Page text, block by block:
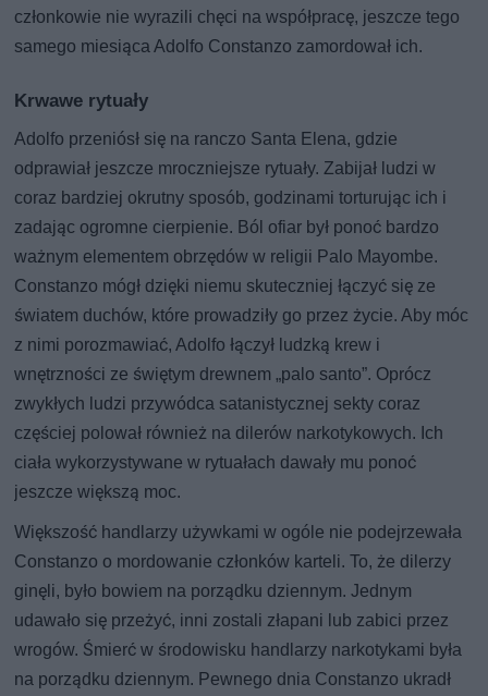
członkowie nie wyrazili chęci na współpracę, jeszcze tego
samego miesiąca Adolfo Constanzo zamordował ich.
Krwawe rytuały
Adolfo przeniósł się na ranczo Santa Elena, gdzie
odprawiał jeszcze mroczniejsze rytuały. Zabijał ludzi w
coraz bardziej okrutny sposób, godzinami torturując ich i
zadając ogromne cierpienie. Ból ofiar był ponoć bardzo
ważnym elementem obrzędów w religii Palo Mayombe.
Constanzo mógł dzięki niemu skuteczniej łączyć się ze
światem duchów, które prowadziły go przez życie. Aby móc
z nimi porozmawiać, Adolfo łączył ludzką krew i
wnętrzności ze świętym drewnem „palo santo”. Oprócz
zwykłych ludzi przywódca satanistycznej sekty coraz
częściej polował również na dilerów narkotykowych. Ich
ciała wykorzystywane w rytuałach dawały mu ponoć
jeszcze większą moc.
Większość handlarzy używkami w ogóle nie podejrzewała
Constanzo o mordowanie członków karteli. To, że dilerzy
ginęli, było bowiem na porządku dziennym. Jednym
udawało się przeżyć, inni zostali złapani lub zabici przez
wrogów. Śmierć w środowisku handlarzy narkotykami była
na porządku dziennym. Pewnego dnia Constanzo ukradł